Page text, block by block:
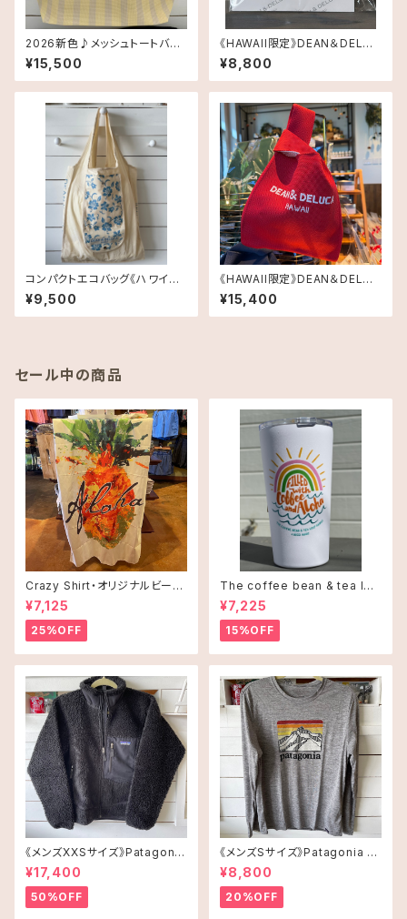
2026新色♪メッシュトートバッ
グ Largeサイズ《HAWAII限
定》DEAN＆DELUCA ディーン
＆デルーカ ハワイ 送料無料
¥15,500
《HAWAII限定》DEAN＆DELUC
A マクラメチャーム送料無料
¥8,800
コンパクトエコバッグ《ハワイ限
定》Dean & DeLuca ディーン
アンドデルーカ Shopping B
ag ハイビスカスブルー
¥9,500
《HAWAII限定》DEAN＆DELUC
A ニットバッグ RED 送料無料
¥15,400
セール中の商品
Crazy Shirt・オリジナルビーチ
タオル
¥7,125
25%OFF
The coffee bean & tea lea
f タンブラー 16oz(473ml)・C
offee and Alohaオレンジ
¥7,225
15%OFF
《メンズXXSサイズ》Patagonia
レトロX
¥17,400
50%OFF
《メンズSサイズ》Patagonia ロ
ングスリーブT-shirt
¥8,800
20%OFF